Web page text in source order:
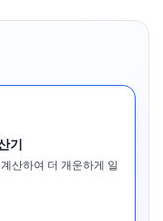
기
산하여 더 개운하게 일